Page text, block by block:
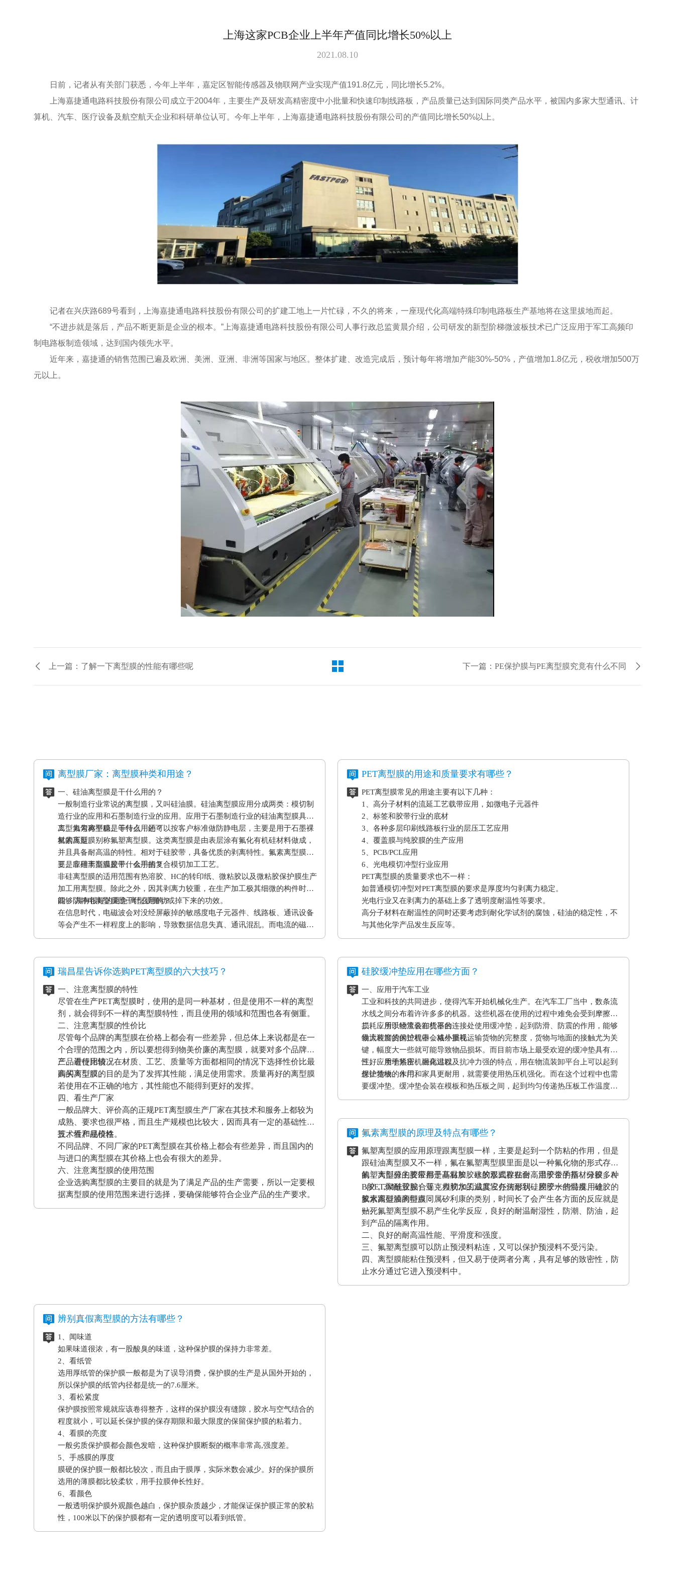
上海这家PCB企业上半年产值同比增长50%以上
2021.08.10
日前，记者从有关部门获悉，今年上半年，嘉定区智能传感器及物联网产业实现产值191.8亿元，同比增长5.2%。
上海嘉捷通电路科技股份有限公司成立于2004年，主要生产及研发高精密度中小批量和快速印制线路板，产品质量已达到国际同类产品水平，被国内多家大型通讯、计
算机、汽车、医疗设备及航空航天企业和科研单位认可。今年上半年，上海嘉捷通电路科技股份有限公司的产值同比增长50%以上。
记者在兴庆路689号看到，上海嘉捷通电路科技股份有限公司的扩建工地上一片忙碌，不久的将来，一座现代化高端特殊印制电路板生产基地将在这里拔地而起。
“不进步就是落后，产品不断更新是企业的根本。”上海嘉捷通电路科技股份有限公司人事行政总监黄晨介绍，公司研发的新型阶梯微波板技术已广泛应用于军工高频印
制电路板制造领域，达到国内领先水平。
近年来，嘉捷通的销售范围已遍及欧洲、美洲、亚洲、非洲等国家与地区。整体扩建、改造完成后，预计每年将增加产能30%-50%，产值增加1.8亿元，税收增加500万
元以上。
上一篇：了解一下离型膜的性能有哪些呢 下一篇：PE保护膜与PE离型膜究竟有什么不同
离型膜厂家：离型膜种类和用途？
一、硅油离型膜是干什么用的？
一般制造行业常说的离型膜，又叫硅油膜。硅油离型膜应用分成两类：模切制
造行业的应用和石墨制造行业的应用。应用于石墨制造行业的硅油离型膜具备
离型力匀称平稳、等特点，还可以按客户标准做防静电层，主要是用于石墨裸
材的压延。
二、氟素离型膜是干什么用的？
氟素离型膜别称氟塑离型膜。这类离型膜是由表层涂有氟化有机硅材料做成，
并且具备耐高温的特性。相对于硅胶带，具备优质的剥离特性。氟素离型膜主
要是应用于高温胶带、金手指复合模切加工工艺。
三、非硅离型膜是干什么用的？
非硅离型膜的适用范围有热溶胶、HC的转印纸、微粘胶以及微粘胶保护膜生产
加工用离型膜。除此之外，因其剥离力较重，在生产加工极其细微的构件时，
能够 具有很好的避免 离型膜挪动或掉下来的功效。
四、防静电离型膜是干什么用的？
在信息时代，电磁波会对没经屏蔽掉的敏感度电子元器件、线路板、通讯设备
等会产生不一样程度上的影响，导致数据信息失真、通讯混乱。而电流的磁效
应和磨擦产生的静电感应对各种各样敏感元件、仪表设备、一些化工原材料
PET离型膜的用途和质量要求有哪些？
PET离型膜常见的用途主要有以下几种：
1、高分子材料的流延工艺载带应用，如微电子元器件
2、标签和胶带行业的底材
3、各种多层印刷线路板行业的层压工艺应用
4、覆盖膜与纯胶膜的生产应用
5、PCB/PCL应用
6、光电模切冲型行业应用
PET离型膜的质量要求也不一样：
如普通模切冲型对PET离型膜的要求是厚度均匀剥离力稳定。
光电行业又在剥离力的基础上多了透明度耐温性等要求。
高分子材料在耐温性的同时还要考虑到耐化学试剂的腐蚀，硅油的稳定性，不
与其他化学产品发生反应等。
瑞昌星告诉你选购PET离型膜的六大技巧？
一、注意离型膜的特性
尽管在生产PET离型膜时，使用的是同一种基材，但是使用不一样的离型
剂，就会得到不一样的离型膜特性，而且使用的领域和范围也各有侧重。
二、注意离型膜的性价比
尽管每个品牌的离型膜在价格上都会有一些差异，但总体上来说都是在一
个合理的范围之内，所以要想得到物美价廉的离型膜，就要对多个品牌的
产品进行比较，在材质、工艺、质量等方面都相同的情况下选择性价比最
高的离型膜。
三、看使用情况
购买离型膜的目的是为了发挥其性能，满足使用需求。质量再好的离型膜
若使用在不正确的地方，其性能也不能得到更好的发挥。
四、看生产厂家
一般品牌大、评价高的正规PET离型膜生产厂家在其技术和服务上都较为
成熟、要求也很严格，而且生产规模也比较大，因而具有一定的基础性、
技术性和规模性。
五、看产品价格
不同品牌、不同厂家的PET离型膜在其价格上都会有些差异，而且国内的
与进口的离型膜在其价格上也会有很大的差异。
六、注意离型膜的使用范围
企业选购离型膜的主要目的就是为了满足产品的生产需要，所以一定要根
据离型膜的使用范围来进行选择，要确保能够符合企业产品的生产要求。
硅胶缓冲垫应用在哪些方面？
一、应用于汽车工业
工业和科技的共同进步，使得汽车开始机械化生产。在汽车工厂当中，数条流
水线之间分布着许许多多的机器。这些机器在使用的过程中难免会受到摩擦和
损耗，所以经常会在机器的连接处使用缓冲垫，起到防滑、防震的作用，能够
最大程度的保护机器，减小损耗。
二、应用于物流装卸货平台
物流装卸货的过程中会格外重视运输货物的完整度，货物与地面的接触尤为关
键，幅度大一些就可能导致物品损坏。而目前市场上最受欢迎的缓冲垫具有弹
性好、质地紧密、耐高温以及抗冲力强的特点，用在物流装卸平台上可以起到
保护货物的作用。
三、应用于热压机强化过程
想让地板、木门和家具更耐用，就需要使用热压机强化。而在这个过程中也需
要缓冲垫。缓冲垫会装在模板和热压板之间，起到均匀传递热压板工作温度和
工作压力的作用。而且使用缓冲垫还可以使纸贴面和基板更加密致的粘合，最
氟素离型膜的原理及特点有哪些？
氟塑离型膜的应用原理跟离型膜一样，主要是起到一个防粘的作用，但是
跟硅油离型膜又不一样，氟在氟塑离型膜里面是以一种氟化物的形式存在
的，大部分的胶带都是基材加胶水的形式存在耐高温胶带的基材分很多种
（PET,聚酰亚胺）亚克力胶水的温度没办法耐到硅胶胶水的温度、硅胶的
胶水跟硅油离型膜同属矽利康的类别，时间长了会产生各方面的反应就是
贴死。
氟塑离型膜主要应用于高温胶，硅胶双面胶贴合；用于金手指，绿胶，A
B胶，3M硅胶贴合等；模切加工成其它任何形状，用于一些特殊用途。
氟素离型膜的特点：
一、氟塑离型膜不易产生化学反应，良好的耐温耐湿性，防潮、防油，起
到产品的隔离作用。
二、良好的耐高温性能、平滑度和强度。
三、氟塑离型膜可以防止预浸料粘连，又可以保护预浸料不受污染。
四、离型膜能粘住预浸料，但又易于使两者分离，具有足够的致密性，防
止水分通过它进入预浸料中。
辨别真假离型膜的方法有哪些？
1、闻味道
如果味道很浓，有一股酸臭的味道，这种保护膜的保持力非常差。
2、看纸管
选用厚纸管的保护膜一般都是为了误导消费，保护膜的生产是从国外开始的，
所以保护膜的纸管内径都是统一的7.6厘米。
3、看松紧度
保护膜按照常规就应该卷得整齐，这样的保护膜没有缝隙，胶水与空气结合的
程度就小，可以延长保护膜的保存期限和最大限度的保留保护膜的粘着力。
4、看膜的亮度
一般劣质保护膜都会颜色发暗，这种保护膜断裂的概率非常高,强度差。
5、手感膜的厚度
膜硬的保护膜一般都比较次，而且由于膜厚，实际米数会减少。好的保护膜所
选用的薄膜都比较柔软，用手拉膜伸长性好。
6、看颜色
一般透明保护膜外观颜色越白，保护膜杂质越少，才能保证保护膜正常的胶粘
性，100米以下的保护膜都有一定的透明度可以看到纸管。